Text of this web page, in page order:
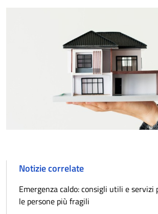
Notizie correlate
Emergenza caldo: consigli utili e servizi
le persone più fragili